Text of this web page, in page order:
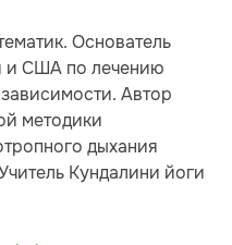
Основатель
и США по лечению
Автор
методики
дыхания
Кундалини йоги